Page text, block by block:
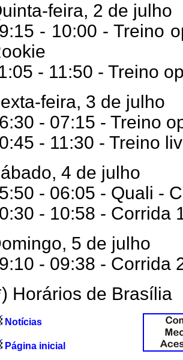
feira, 2 de julho
- 10:00 - Treino
- 11:50 - Treino
feira, 3 de julho
- 07:15 - Treino
- 11:30 - Treino
4 de julho
- 06:05 - Quali -
- 10:58 - Corrida
5 de julho
- 09:38 - Corrida
Horários de Brasília
Notícias
Página inicial